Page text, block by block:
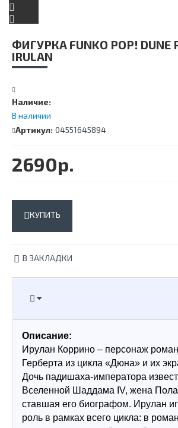
ФИГУРКА FUNKO POP! DUNE
IRULAN
Наличие:
В наличии
Артикул: 04551645894
2690р.
КУПИТЬ
В ЗАКЛАДКИ
Описание:
Ирулан Коррино – персонаж
Герберта из цикла «Дюна» и их
Дочь падишаха-императора
Вселенной Шаддама IV, жена
ставшая его биографом. Ирулан
роль в рамках всего цикла: в